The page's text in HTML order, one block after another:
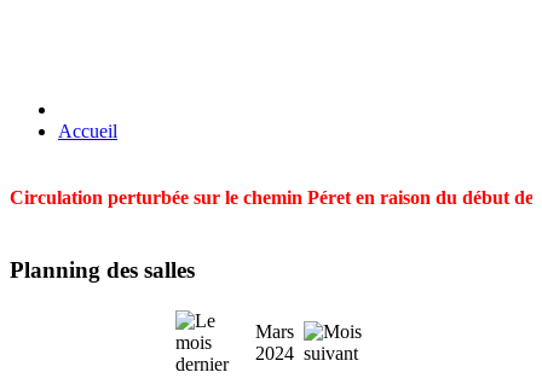
Accueil
Circulation perturbée sur le chemin Péret en raison du début
Planning des salles
Mars
2024